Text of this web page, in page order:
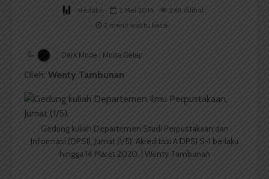
Redaksi 2 Mei 2015
248 dilihat
2 menit waktu baca
Dark Mode | Moda Gelap
Oleh: Wenty Tambunan
Gedung kuliah Departemen Studi Perpustakaan dan
Informasi (DPSI), Jumat (1/5). Akreditasi A DPSI S-1 berlaku
hingga 14 Maret 2020. | Wenty Tambunan